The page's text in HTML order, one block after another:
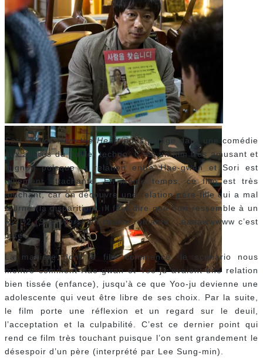
Sori : Voice from the Heartnous plonge dans une comédie
aux allures du thriller techno. C’est un film très amusant et
mignon puisque la relation entre Hae-gwan et Sori est
tellement attachante. En même temps, ce film est très
touchant, car on découvre une relation père-fille qui a mal
tourné (la disparition). Il faut dire que Sori ressemble à un
R2-D2 (Star Wars) en chaise roulante… aaaawwwww c’est
cute !
La manière dont le film commence, le scénario nous
montre comment Hae-gwan et Yoo-ju avaient une relation
bien tissée (enfance), jusqu’à ce que Yoo-ju devienne une
adolescente qui veut être libre de ses choix. Par la suite,
le film porte une réflexion et un regard sur le deuil,
l’acceptation et la culpabilité. C’est ce dernier point qui
rend ce film très touchant puisque l’on sent grandement le
désespoir d’un père (interprété par Lee Sung-min).